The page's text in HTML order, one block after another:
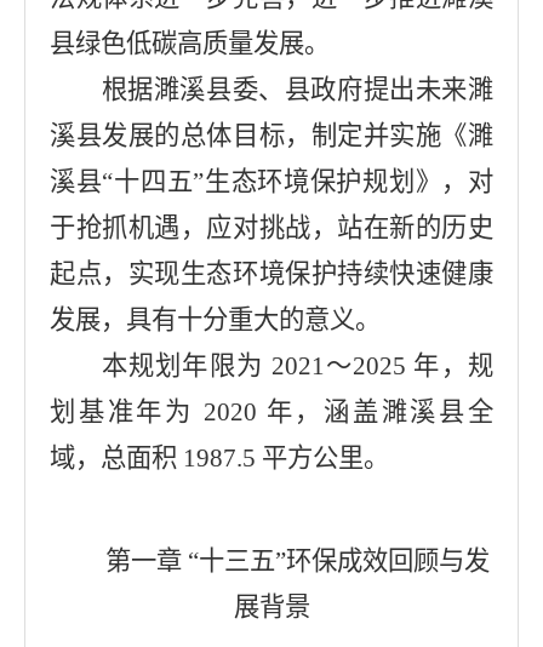
县绿色低碳高质量发展。
根据濉溪县委、县政府提出未来濉
溪县发展的总体目标，制定并实施《濉
溪县“十四五”生态环境保护规划》，对
于抢抓机遇，应对挑战，站在新的历史
起点，实现生态环境保护持续快速健康
发展，具有十分重大的意义。
本规划年限为 2021～2025 年，规
划基准年为 2020 年，涵盖濉溪县全
域，总面积 1987.5 平方公里。
第一章 “十三五”环保成效回顾与发
展背景